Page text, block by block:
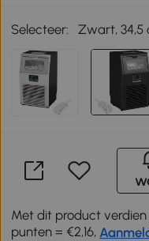
Selecteer: Zwart, 34,5
Met dit product verdien
punten = €2,16,